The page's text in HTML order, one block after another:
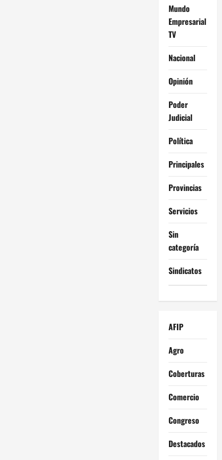
Mundo
Empresarial
TV
Nacional
Opinión
Poder
Judicial
Política
Principales
Provincias
Servicios
Sin
categoría
Sindicatos
AFIP
Agro
Coberturas
Comercio
Congreso
Destacados